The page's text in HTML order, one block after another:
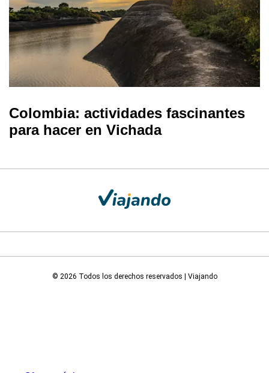
Colombia: actividades fascinantes
para hacer en Vichada
© 2026 Todos los derechos reservados | Viajando